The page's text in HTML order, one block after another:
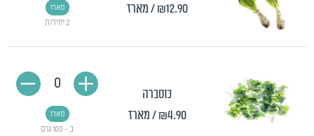
₪12.90 / מארז
2 יחידות
מארז
כוסברה
₪4.90 / מארז
כ - 100 גרם
מארז
0